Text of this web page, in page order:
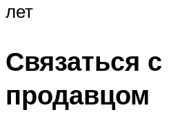
лет
Связаться с
продавцом